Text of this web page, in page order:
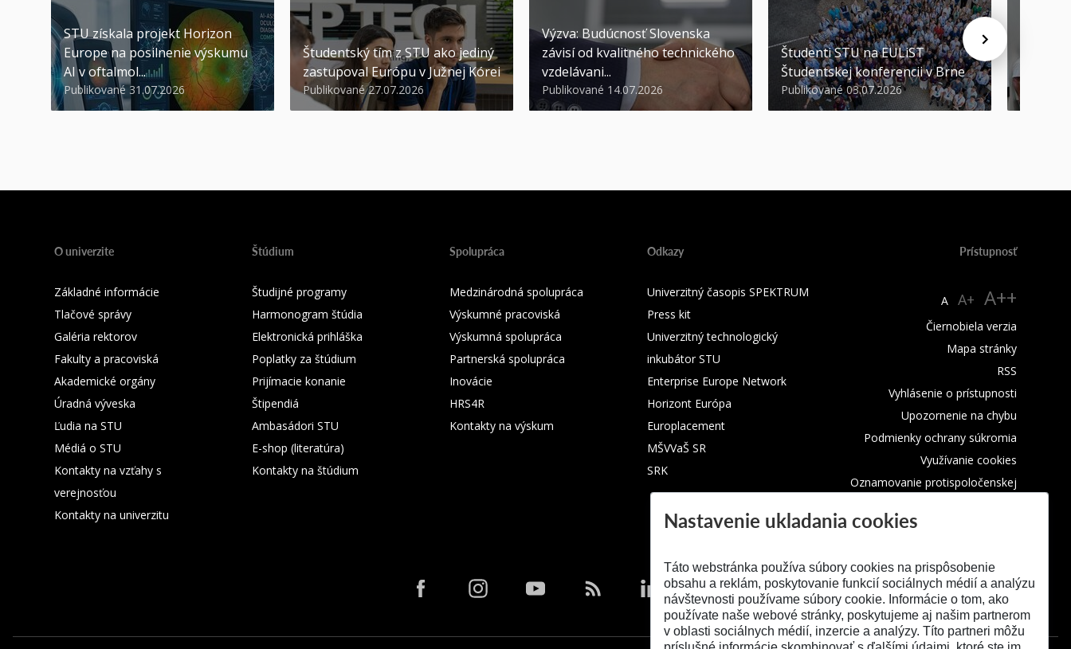
STU získala projekt Horizon
Europe na posilnenie výskumu
AI v oftalmol...
Publikované 31.07.2026
Študentský tím z STU ako jediný
zastupoval Európu v Južnej Kórei
Publikované 27.07.2026
Výzva: Budúcnosť Slovenska
závisí od kvalitného technického
vzdelávani...
Publikované 14.07.2026
Študenti STU na EULiST
Študentskej konferencii v Brne
Publikované 03.07.2026
O univerzite
Základné informácie
Tlačové správy
Galéria rektorov
Fakulty a pracoviská
Akademické orgány
Úradná výveska
Ľudia na STU
Médiá o STU
Kontakty na vzťahy s
verejnosťou
Kontakty na univerzitu
Štúdium
Študijné programy
Harmonogram štúdia
Elektronická prihláška
Poplatky za štúdium
Prijímacie konanie
Štipendiá
Ambasádori STU
E-shop (literatúra)
Kontakty na štúdium
Spolupráca
Medzinárodná spolupráca
Výskumné pracoviská
Výskumná spolupráca
Partnerská spolupráca
Inovácie
HRS4R
Kontakty na výskum
Odkazy
Univerzitný časopis SPEKTRUM
Press kit
Univerzitný technologický
inkubátor STU
Enterprise Europe Network
Horizont Európa
Europlacement
MŠVVaŠ SR
SRK
Prístupnosť
A A+ A++
Čiernobiela verzia
Mapa stránky
RSS
Vyhlásenie o prístupnosti
Upozornenie na chybu
Podmienky ochrany súkromia
Využívanie cookies
Oznamovanie protispoločenskej
Nastavenie ukladania cookies
Táto webstránka používa súbory cookies na prispôsobenie
obsahu a reklám, poskytovanie funkcií sociálnych médií a analýzu
návštevnosti používame súbory cookie. Informácie o tom, ako
používate naše webové stránky, poskytujeme aj našim partnerom
v oblasti sociálnych médií, inzercie a analýzy. Títo partneri môžu